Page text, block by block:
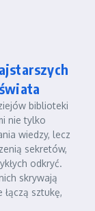
biblioteki
nie tylko
wiedzy, lecz
sekretów,
odkryć.
skrywają
sztukę,